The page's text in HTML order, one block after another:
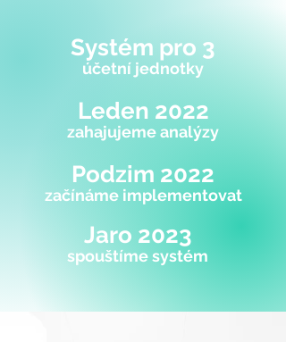
Systém pro 3
účetní jednotky
Leden 2022
zahajujeme analýzy
Podzim 2022
začínáme implementovat
Jaro 2023
spouštíme systém